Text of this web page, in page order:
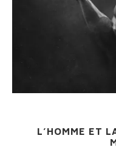
L’HOMME ET